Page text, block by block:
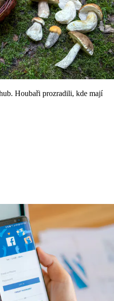
Houbaři prozradili, kde mají